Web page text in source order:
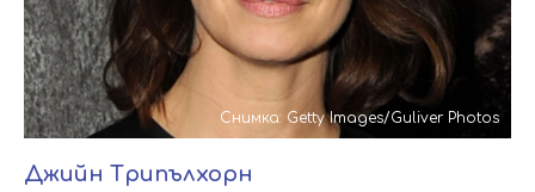
Снимка: Getty Images/Guliver Photos
Джийн Трипълхорн